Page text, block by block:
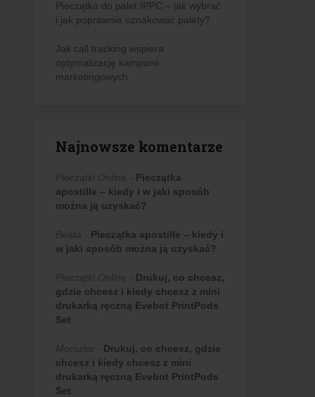
Pieczątka do palet IPPC – jak wybrać
i jak poprawnie oznakować palety?
Jak call tracking wspiera
optymalizację kampanii
marketingowych
Najnowsze komentarze
Pieczątki Online - Pieczątka
apostille – kiedy i w jaki sposób
można ją uzyskać?
Beata - Pieczątka apostille – kiedy i
w jaki sposób można ją uzyskać?
Pieczątki Online - Drukuj, co chcesz,
gdzie chcesz i kiedy chcesz z mini
drukarką ręczną Evebot PrintPods
Set
Morozko - Drukuj, co chcesz, gdzie
chcesz i kiedy chcesz z mini
drukarką ręczną Evebot PrintPods
Set